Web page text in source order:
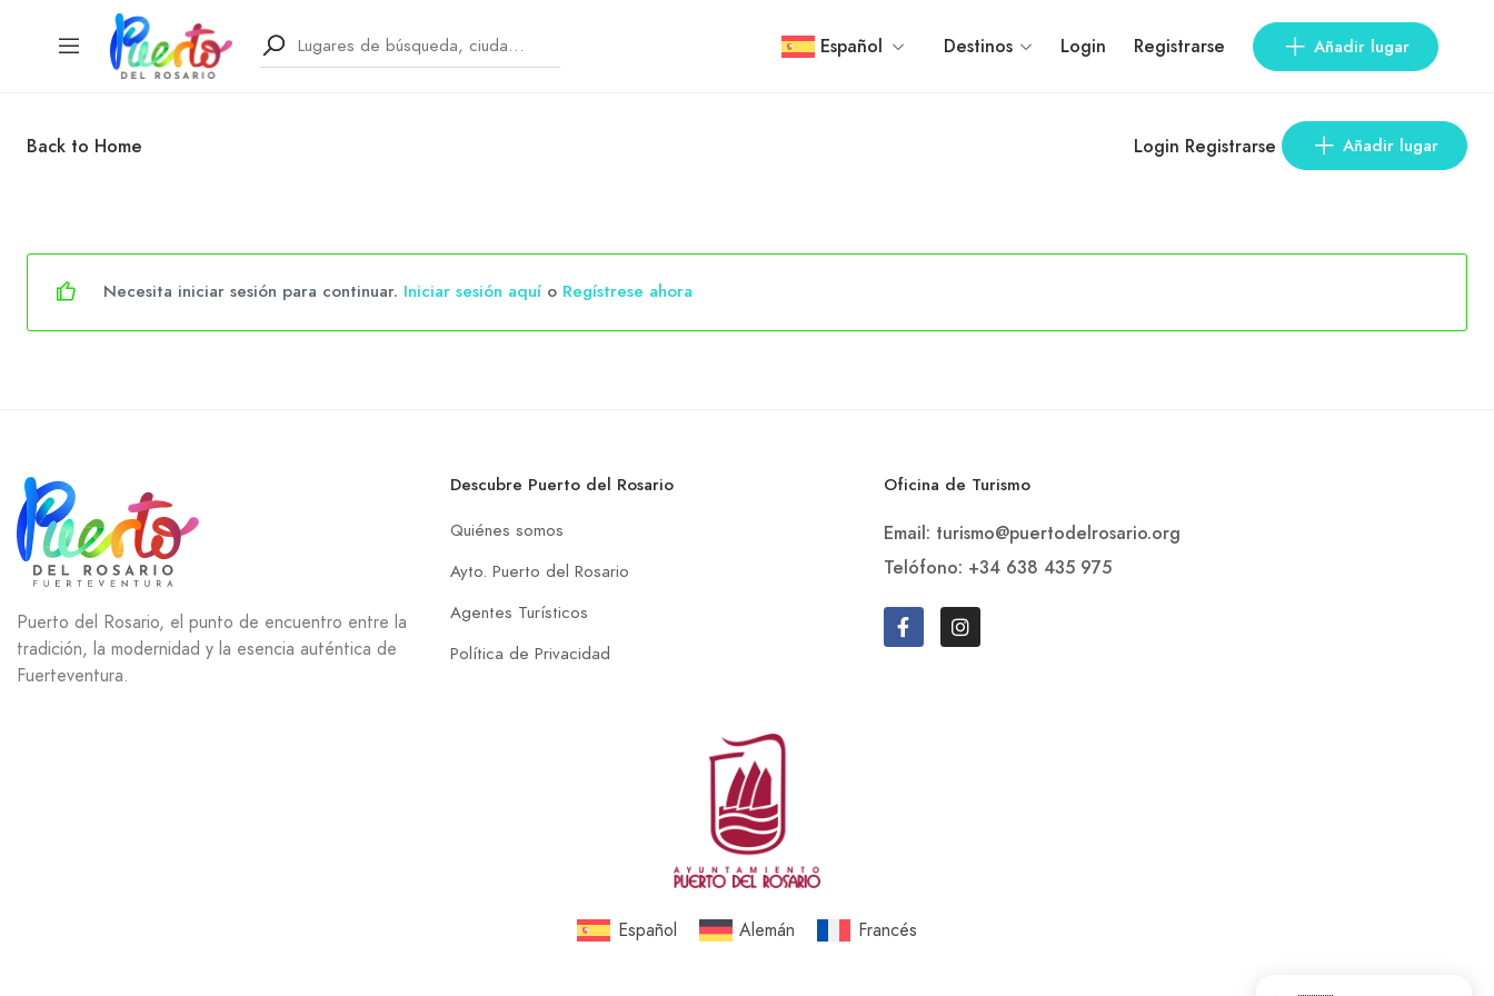
Español Destinos Login Registrarse Añadir lugar
Back to Home Login Registrarse Añadir lugar
Necesita iniciar sesión para continuar. Iniciar sesión aquí o Regístrese ahora
Puerto del Rosario, el punto de encuentro entre la
tradición, la modernidad y la esencia auténtica de
Fuerteventura.
Descubre Puerto del Rosario
Quiénes somos
Ayto. Puerto del Rosario
Agentes Turísticos
Política de Privacidad
Oficina de Turismo
Email: turismo@puertodelrosario.org
Telófono: +34 638 435 975
Español Alemán Francés